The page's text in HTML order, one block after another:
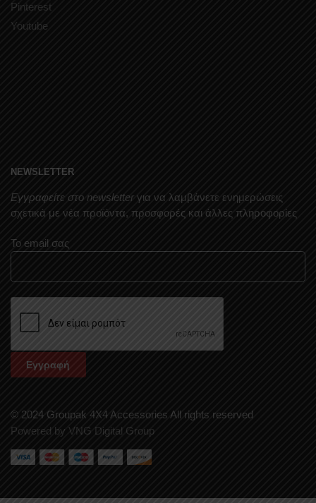
Pinterest
Youtube
NEWSLETTER
Εγγραφείτε στο newsletter για να λαμβάνετε ενημερώσεις
σχετικά με νέα προϊόντα, προσφορές και άλλες πληροφορίες
Το email σας
© 2024 Groupak 4X4 Accessories All rights reserved
Powered by VNG Digital Group